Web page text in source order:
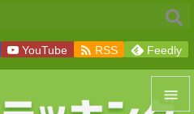

YouTube  RSS Feedly